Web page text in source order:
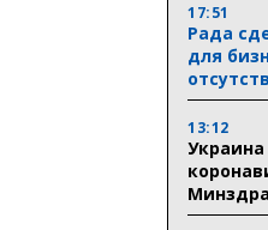
17:51
Рада
для
13:12
Украина